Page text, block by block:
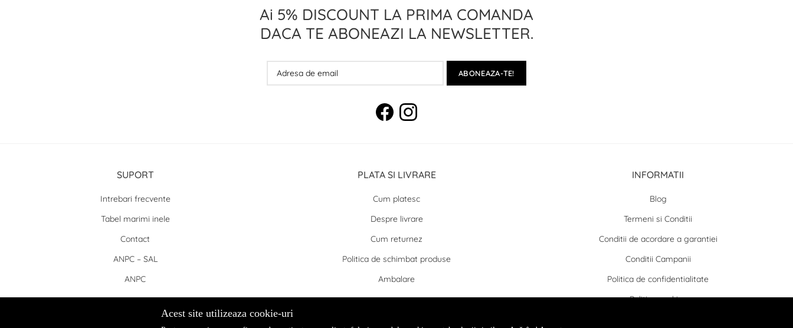
Ai 5% DISCOUNT LA PRIMA COMANDA
DACA TE ABONEAZI LA NEWSLETTER.
ABONEAZA-TE!
SUPORT
Intrebari frecvente
Tabel marimi inele
Contact
ANPC – SAL
ANPC
PLATA SI LIVRARE
Cum platesc
Despre livrare
Cum returnez
Politica de schimbat produse
Ambalare
INFORMATII
Blog
Termeni si Conditii
Conditii de acordare a garantiei
Conditii Campanii
Politica de confidentialitate
Politica cookies
Acest site utilizeaza cookie-uri